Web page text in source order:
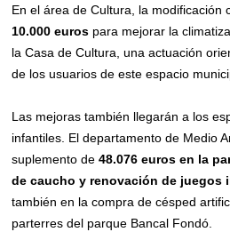
En el área de Cultura, la modificación
10.000 euros para mejorar la
la Casa de Cultura, una actuación
de los usuarios de este espacio
Las mejoras también llegarán a los
infantiles. El departamento de Medio
suplemento de48.076 eurosen la
de caucho y renovación de juegos
también en la compra de césped
parterres del parque Bancal Fondó.